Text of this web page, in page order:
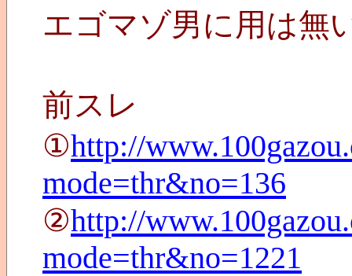
エゴマゾ男に用は無
前スレ
①http://
mode=thr&no=136
②http://
mode=thr&no=1221